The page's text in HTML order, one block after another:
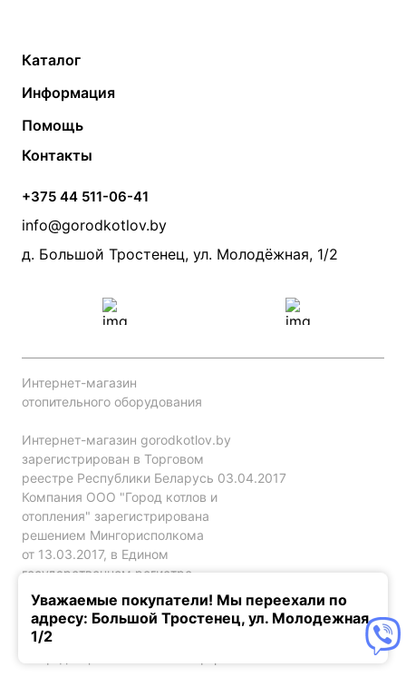
Каталог
Твердотопливные котлы
Электрические котлы
Банные печи
Камины и печи
Теплый пол
Радиаторы
Насосы
Дымоходы
Информация
Контакты
Статьи
Акции
Производители
Помощь
Монтаж систем отопления
Прайс по монтажу систем отопления
Проект систем отопления
Контакты
+375 44 511-06-41
info@gorodkotlov.by
д. Большой Тростенец, ул. Молодёжная, 1/2
Интернет-магазин
отопительного оборудования
Интернет-магазин gorodkotlov.by
зарегистрирован в Торговом
реестре Республики Беларусь 03.04.2017
Компания ООО "Город котлов и
отопления" зарегистрирована
решением Мингорисполкома
от 13.03.2017, в Едином
государственном регистре
юр. лиц и индивидуальных
предпринимателей за №192786120.
Уважаемые покупатели! Мы переехали по
адресу: Большой Тростенец, ул. Молодежная,
1/2